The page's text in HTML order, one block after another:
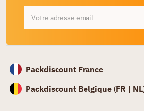
Packdiscount France
Packdiscount Belgique (FR |